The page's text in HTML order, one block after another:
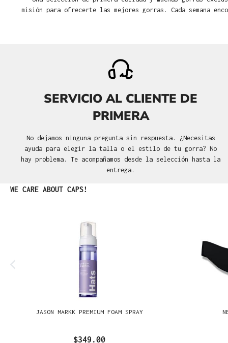
misión para ofrecerte las mejores gorras. Cada semana
SERVICIO AL CLIENTE DE
PRIMERA
No dejamos ninguna pregunta sin respuesta. ¿Necesitas
ayuda para elegir la talla o el estilo de tu gorra? No
hay problema. Te acompañamos desde la selección hasta la
entrega.
Omitir la galería de productos
WE CARE ABOUT CAPS!
JASON MARKK PREMIUM FOAM SPRAY
$349.00